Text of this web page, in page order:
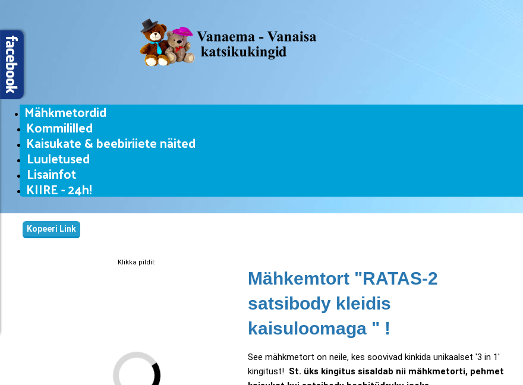
Mähkmetordid
Kommililled
Kaisukate & beebiriiete näited
Luuletused
Lisainfot
KIIRE - 24h!
Kopeeri Link
Mähkemtort "RATAS-2
satsibody kleidis
kaisuloomaga " !
See mähkmetort on neile, kes soovivad kinkida unikaalset '3 in 1'
kingitust! St. üks kingitus sisaldab nii mähkmetorti, pehmet